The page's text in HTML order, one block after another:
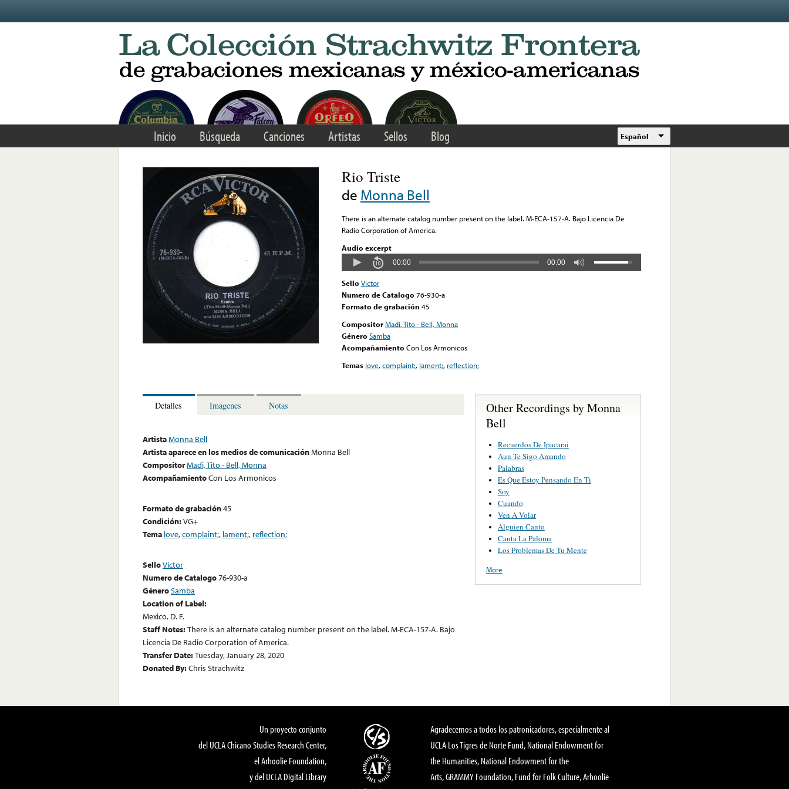
Inicio Búsqueda Canciones Artistas Sellos Blog Español
Rio Triste
de Monna Bell
There is an alternate catalog number present on the label. M-ECA-157-A. Bajo Licencia De
Radio Corporation of America.
Audio excerpt
00:00 00:00
Sello Victor
Numero de Catalogo 76-930-a
Formato de grabación 45
CompositorMadi, Tito - Bell, Monna
Género Samba
Acompañamiento Con Los Armonicos
Temas love,complaint;, lament;, reflection;
Detalles Imagenes Notas
ArtistaMonna Bell
Artista aparece en los medios de comunicaciónMonna Bell
CompositorMadi, Tito - Bell, Monna
AcompañamientoCon Los Armonicos
Formato de grabación45
Condición:VG+
Tema love,complaint;, lament;, reflection;
SelloVictor
Numero de Catalogo76-930-a
GéneroSamba
Location of Label:
Mexico, D. F.
Staff Notes:There is an alternate catalog number present on the label. M-ECA-157-A. Bajo
Licencia De Radio Corporation of America.
Transfer Date:Tuesday, January 28, 2020
Donated By:Chris Strachwitz
Other Recordings by Monna
Bell
Recuerdos De Ipacarai
Aun Te Sigo Amando
Palabras
Es Que Estoy Pensando En Ti
Soy
Cuando
Ven A Volar
Alguien Canto
Canta La Paloma
Los Problemas De Tu Mente
More
Un proyecto conjunto
del UCLA Chicano Studies Research Center,
el Arhoolie Foundation,
y del UCLA Digital Library
Agradecemos a todos los patronicadores, especialmente al
UCLA Los Tigres de Norte Fund, National Endowment for
the Humanities, National Endowment for the
Arts, GRAMMY Foundation, Fund for Folk Culture, Arhoolie